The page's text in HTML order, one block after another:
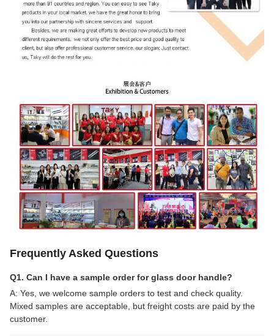
Frequently Asked Questions
Q1. Can I have a sample order for glass door handle?
A: Yes, we welcome sample orders to test and check quality.
Mixed samples are acceptable, but freight costs are paid by the
customer.